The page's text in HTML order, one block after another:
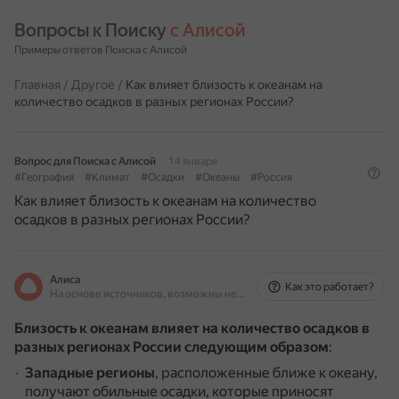
Вопросы к Поиску с Алисой
Примеры ответов Поиска с Алисой
Главная / Другое / Как влияет близость к океанам на
количество осадков в разных регионах России?
Вопрос для Поиска с Алисой
14 января
#География
#Климат #Осадки #Океаны #Россия
Как влияет близость к океанам на количество
осадков в разных регионах России?
Алиса
На основе источников, возможны неточности
Как это работает?
Близость к океанам влияет на количество осадков в
разных регионах России следующим образом:
Западные регионы, расположенные ближе к океану,
получают обильные осадки, которые приносят